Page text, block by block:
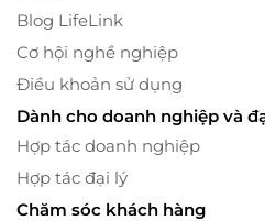
Blog LifeLink
Cơ hội nghề nghiệp
Điều khoản sử dụng
Dành cho doanh nghiệp và
Hợp tác doanh nghiệp
Hợp tác đại lý
Chăm sóc khách hàng